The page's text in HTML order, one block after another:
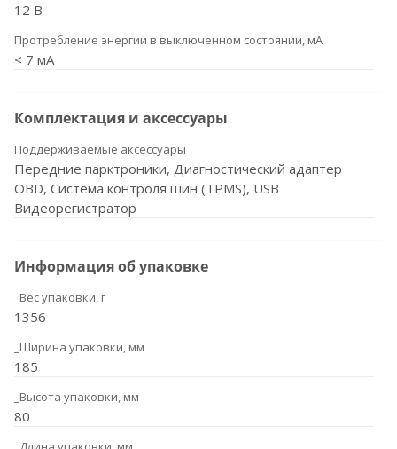
12 В
Протребление энергии в выключенном состоянии, мА
< 7 мА
Комплектация и аксессуары
Поддерживаемые аксессуары
Передние парктроники, Диагностический адаптер
OBD, Система контроля шин (TPMS), USB
Видеорегистратор
Информация об упаковке
_Вес упаковки, г
1356
_Ширина упаковки, мм
185
_Высота упаковки, мм
80